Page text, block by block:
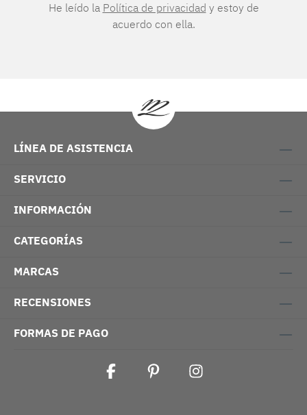
He leído la Política de privacidad y estoy de
acuerdo con ella.
LÍNEA DE ASISTENCIA
SERVICIO
INFORMACIÓN
CATEGORÍAS
MARCAS
RECENSIONES
FORMAS DE PAGO